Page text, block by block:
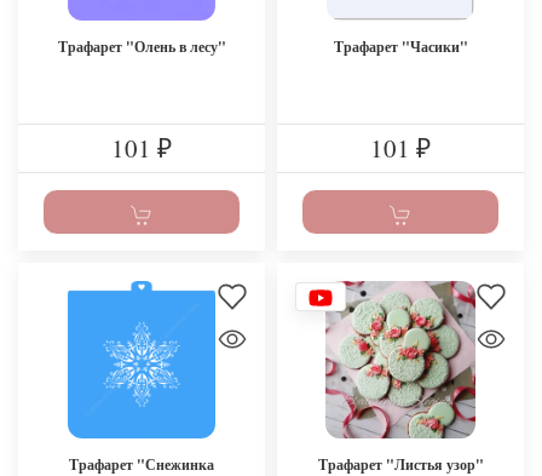
Трафарет "Олень в лесу"
101 ₽
Трафарет "Часики"
101 ₽
Трафарет "Снежинка
Трафарет "Листья узор"